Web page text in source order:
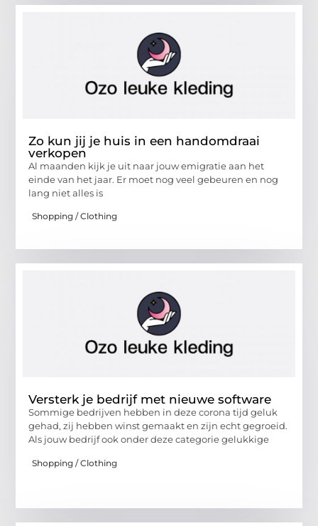
Zo kun jij je huis in een handomdraai
verkopen
Al maanden kijk je uit naar jouw emigratie aan het
einde van het jaar. Er moet nog veel gebeuren en nog
lang niet alles is
Shopping / Clothing
Versterk je bedrijf met nieuwe software
Sommige bedrijven hebben in deze corona tijd geluk
gehad, zij hebben winst gemaakt en zijn echt gegroeid.
Als jouw bedrijf ook onder deze categorie gelukkige
Shopping / Clothing